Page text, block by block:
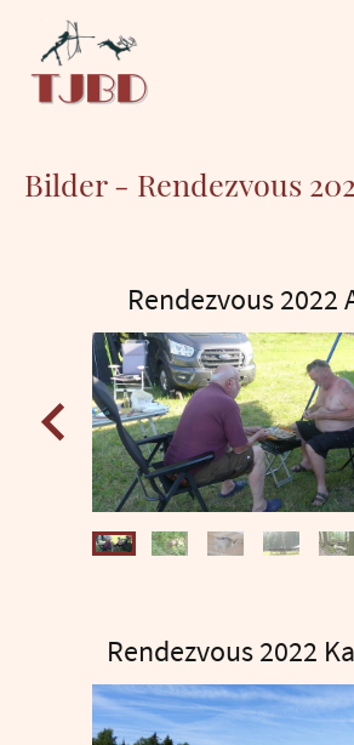
Bilder - Rendezvous
Rendezvous 2022
Rendezvous 2022